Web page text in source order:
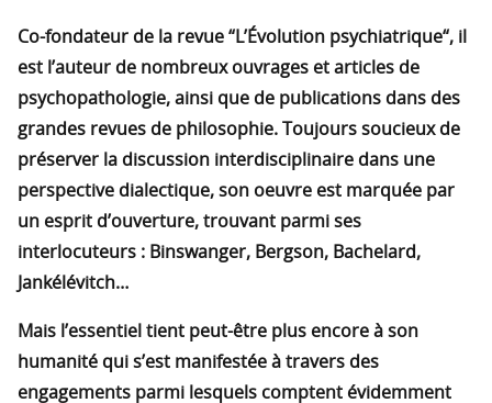
Co-fondateur de la revue “L’Évolution psychiatrique“, il
est l’auteur de nombreux ouvrages et articles de
psychopathologie, ainsi que de publications dans des
grandes revues de philosophie. Toujours soucieux de
préserver la discussion interdisciplinaire dans une
perspective dialectique, son oeuvre est marquée par
un esprit d’ouverture, trouvant parmi ses
interlocuteurs : Binswanger, Bergson, Bachelard,
Jankélévitch…
Mais l’essentiel tient peut-être plus encore à son
humanité qui s’est manifestée à travers des
engagements parmi lesquels comptent évidemment